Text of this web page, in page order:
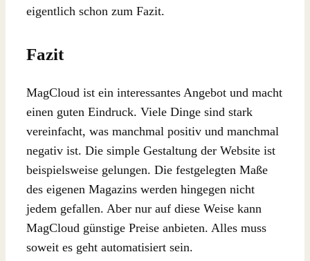
eigentlich schon zum Fazit.
Fazit
MagCloud ist ein interessantes Angebot und macht
einen guten Eindruck. Viele Dinge sind stark
vereinfacht, was manchmal positiv und manchmal
negativ ist. Die simple Gestaltung der Website ist
beispielsweise gelungen. Die festgelegten Maße
des eigenen Magazins werden hingegen nicht
jedem gefallen. Aber nur auf diese Weise kann
MagCloud günstige Preise anbieten. Alles muss
soweit es geht automatisiert sein.